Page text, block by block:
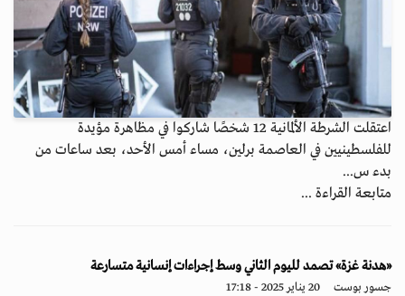
اعتقلت الشرطة الألمانية 12 شخصًا شاركوا في مظاهرة مؤيدة
للفلسطينيين في العاصمة برلين، مساء أمس الأحد، بعد ساعات من
بدء س...
متابعة القراءة ...
«هدنة غزة» تصمد لليوم الثاني وسط إجراءات إنسانية متسارعة
جسور بوست 20 يناير 2025 - 17:18